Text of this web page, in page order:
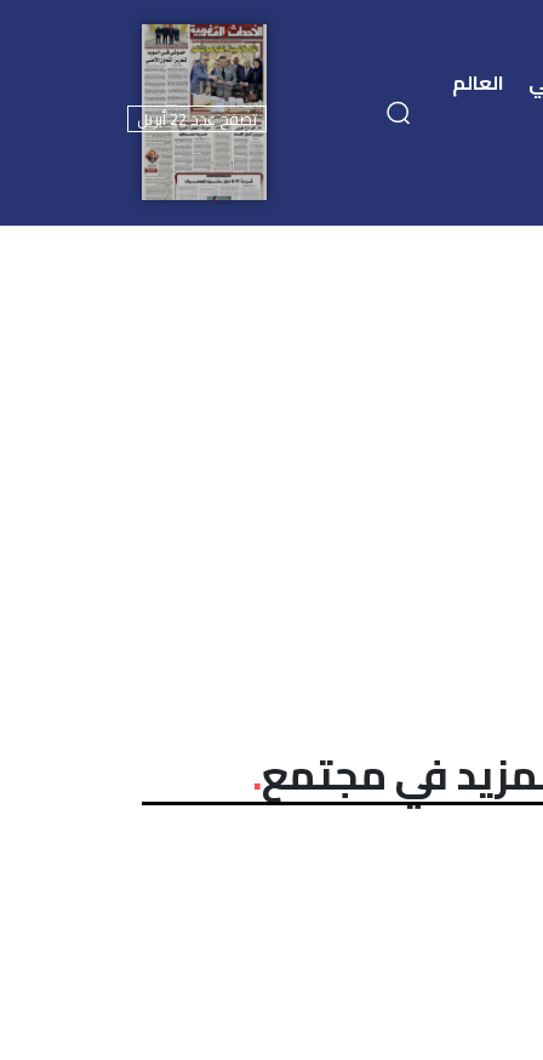
العالم
تصفح عدد 22 أبريل
في مجتمع